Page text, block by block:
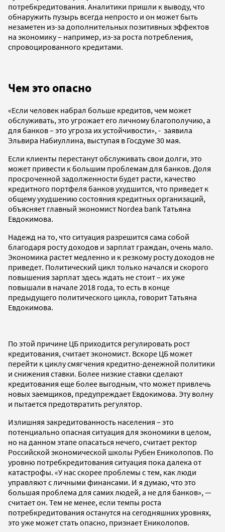
потребкредитования. Аналитики пришли к выводу, что
обнаружить пузырь всегда непросто и он может быть
незаметен из-за дополнительных позитивных эффектов
на экономику – например, из-за роста потребления,
спровоцированного кредитами.
Чем это опасно
«Если человек набрал больше кредитов, чем может
обслуживать, это угрожает его личному благополучию, а
для банков – это угроза их устойчивости», - заявила
Эльвира Набиуллина, выступая в Госдуме 30 мая.
Если клиенты перестанут обслуживать свои долги, это
может привести к большим проблемам для банков. Доля
просроченной задолженности будет расти, качество
кредитного портфеля банков ухудшится, что приведет к
общему ухудшению состояния кредитных организаций,
объясняет главный экономист Nordea bank Татьяна
Евдокимова.
Надежд на то, что ситуация разрешится сама собой
благодаря росту доходов и зарплат граждан, очень мало.
Экономика растет медленно и к резкому росту доходов не
приведет. Политический цикл только начался и скорого
повышения зарплат здесь ждать не стоит – их уже
повышали в начале 2018 года, то есть в конце
предыдущего политического цикла, говорит Татьяна
Евдокимова.
По этой причине ЦБ приходится регулировать рост
кредитования, считает экономист. Вскоре ЦБ может
перейти к циклу смягчения кредитно-денежной политики
и снижения ставки. Более низкие ставки сделают
кредитования еще более выгодным, что может привлечь
новых заемщиков, предупреждает Евдокимова. Эту волну
и пытается предотвратить регулятор.
Излишняя закредитованность населения – это
потенциально опасная ситуация для экономики в целом,
но на данном этапе опасаться нечего, считает ректор
Российской экономической школы Рубен Ениколопов. По
уровню потребкредитования ситуация пока далека от
катастрофы. «У нас скорее проблемы с тем, как люди
управляют с личными финансами. И я думаю, что это
большая проблема для самих людей, а не для банков», —
считает он. Тем не менее, если темпы роста
потребкредитования останутся на сегодняшних уровнях,
это уже может стать опасно, признает Ениколопов.